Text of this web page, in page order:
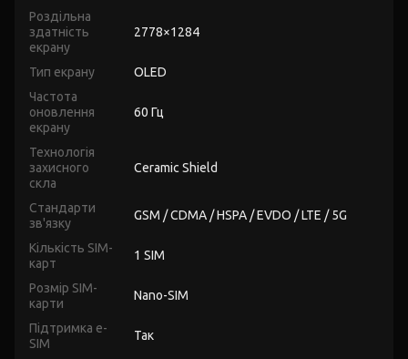
Роздільна
здатність
екрану
2778×1284
Тип екрану
OLED
Частота
оновлення
екрану
60 Гц
Технологія
захисного
скла
Ceramic Shield
Стандарти
зв'язку
GSM / CDMA / HSPA / EVDO / LTE / 5G
Кількість SIM-
карт
1 SIM
Розмір SIM-
карти
Nano-SIM
Підтримка e-
SIM
Так